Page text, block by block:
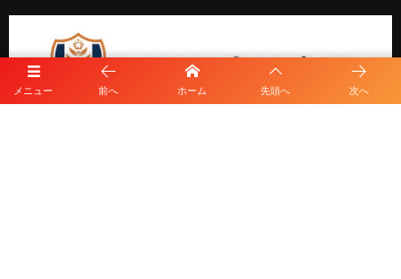
メニュー 前へ ホーム 先頭へ 次へ